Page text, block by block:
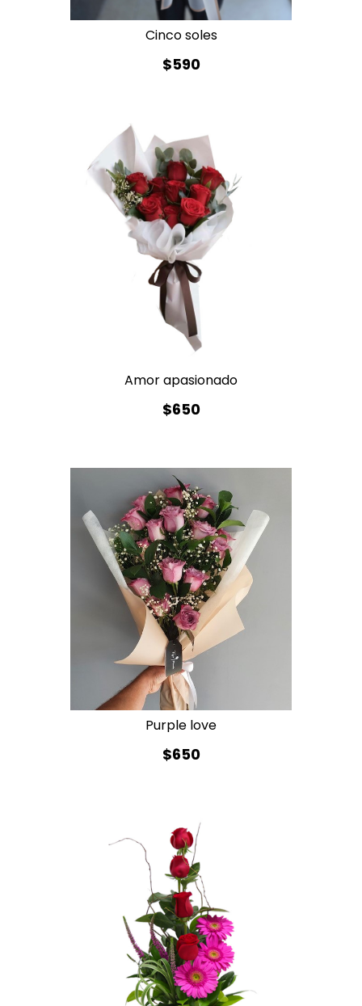
Cinco soles
$590
Amor apasionado
$650
Purple love
$650